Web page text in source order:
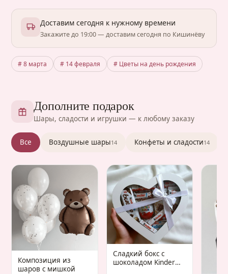
Доставим сегодня к нужному времени
Закажите до 19:00 — доставим сегодня по Кишинёву
# 8 марта # 14 февраля # Цветы на день рождения
Дополните подарок
Шары, сладости и игрушки — к любому заказу
Все Воздушные шары14 Конфеты и сладости14
Композиция из
шаров с мишкой
Сладкий бокс с
шоколадом Kinder